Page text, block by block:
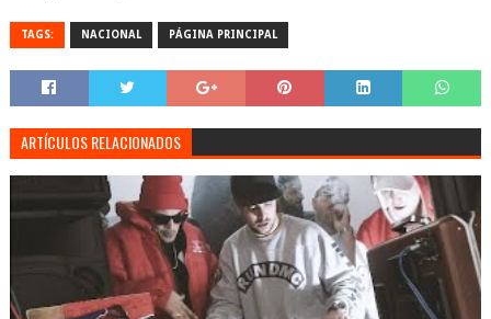
TAGS: NACIONAL PÁGINA PRINCIPAL
ARTÍCULOS RELACIONADOS